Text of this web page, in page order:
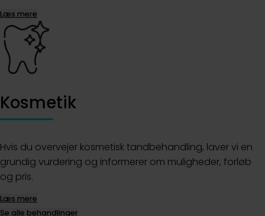
Læs mere
Kosmetik
Hvis du overvejer kosmetisk tandbehandling, laver vi en
grundig vurdering og informerer om muligheder, forløb
og pris.
Læs mere
Se alle behandlinger